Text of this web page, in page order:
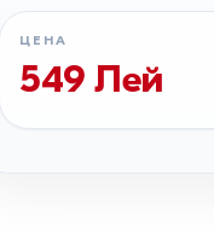
ЦЕНА
549 Лей